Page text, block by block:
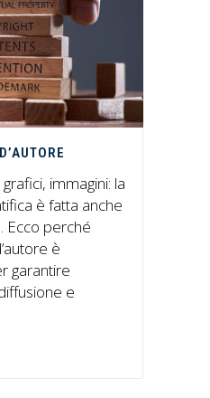
immagini: la
è fatta anche
Ecco perché
è
garantire
e